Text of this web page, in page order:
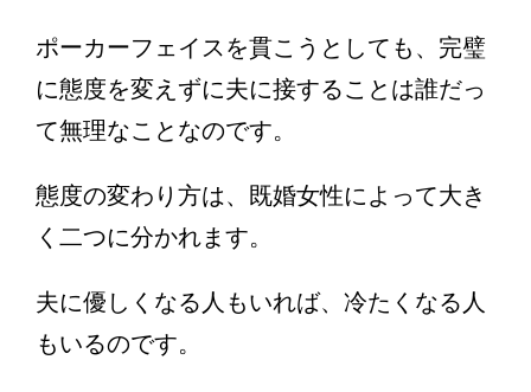
ポーカーフェイスを貫こうとしても、完璧
に態度を変えずに夫に接することは誰だっ
て無理なことなのです。
態度の変わり方は、既婚女性によって大き
く二つに分かれます。
夫に優しくなる人もいれば、冷たくなる人
もいるのです。